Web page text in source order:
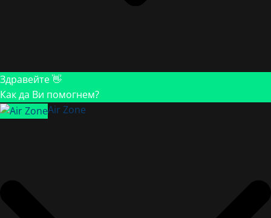
Здравейте 👋
Как да Ви помогнем?
Air Zone